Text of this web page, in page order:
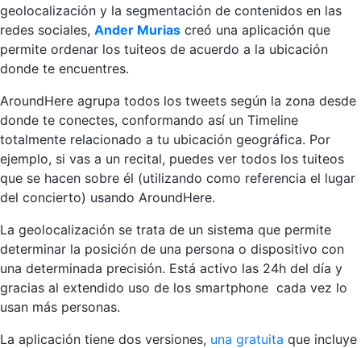
geolocalización y la segmentación de contenidos en las
redes sociales, Ander Murias creó una aplicación que
permite ordenar los tuiteos de acuerdo a la ubicación
donde te encuentres.
AroundHere agrupa todos los tweets según la zona desde
donde te conectes, conformando así un Timeline
totalmente relacionado a tu ubicación geográfica. Por
ejemplo, si vas a un recital, puedes ver todos los tuiteos
que se hacen sobre él (utilizando como referencia el lugar
del concierto) usando AroundHere.
La geolocalización se trata de un sistema que permite
determinar la posición de una persona o dispositivo con
una determinada precisión. Está activo las 24h del día y
gracias al extendido uso de los smartphone cada vez lo
usan más personas.
La aplicación tiene dos versiones, una gratuita que incluye